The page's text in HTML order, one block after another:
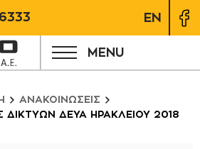
EN
MENU
ΑΝΑΚΟΙΝΩΣΕΙΣ
ΔΙΚΤΥΩΝ ΔΕΥΑ ΗΡΑΚΛΕΙΟΥ 2018